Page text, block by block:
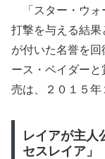
「スター・ウォ
打撃を与える結
が付いた名誉を
ース・ベイダー
売は、２０１５年
レイアが主人
セスレイア」